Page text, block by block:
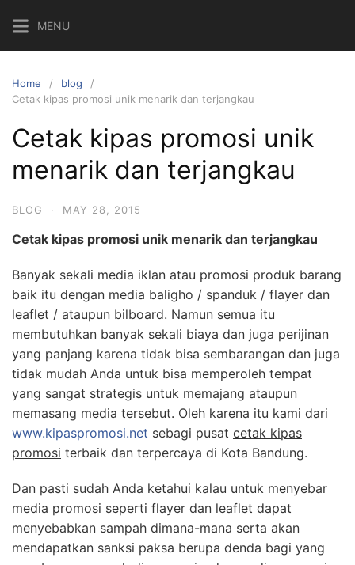
content
MENU
Home
blog
Cetak kipas promosi unik menarik dan terjangkau
Cetak kipas promosi unik
menarik dan terjangkau
BLOG · MAY 28, 2015
Cetak kipas promosi unik menarik dan terjangkau
Banyak sekali media iklan atau promosi produk barang
baik itu dengan media baligho / spanduk / flayer dan
leaflet / ataupun bilboard. Namun semua itu
membutuhkan banyak sekali biaya dan juga perijinan
yang panjang karena tidak bisa sembarangan dan juga
tidak mudah Anda untuk bisa memperoleh tempat
yang sangat strategis untuk memajang ataupun
memasang media tersebut. Oleh karena itu kami dari
www.kipaspromosi.net sebagi pusat cetak kipas
promosi terbaik dan terpercaya di Kota Bandung.
Dan pasti sudah Anda ketahui kalau untuk menyebar
media promosi seperti flayer dan leaflet dapat
menyebabkan sampah dimana-mana serta akan
mendapatkan sanksi paksa berupa denda bagi yang